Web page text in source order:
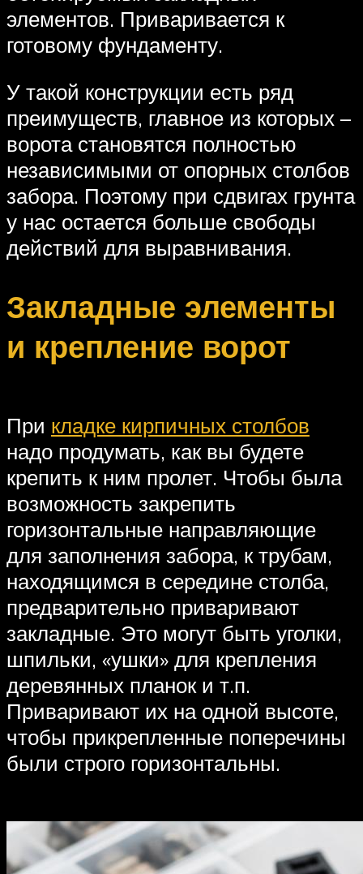
элементов. Приваривается к
готовому фундаменту.
У такой конструкции есть ряд
преимуществ, главное из которых –
ворота становятся полностью
независимыми от опорных столбов
забора. Поэтому при сдвигах грунта
у нас остается больше свободы
действий для выравнивания.
Закладные элементы
и крепление ворот
При кладке кирпичных столбов
надо продумать, как вы будете
крепить к ним пролет. Чтобы была
возможность закрепить
горизонтальные направляющие
для заполнения забора, к трубам,
находящимся в середине столба,
предварительно приваривают
закладные. Это могут быть уголки,
шпильки, «ушки» для крепления
деревянных планок и т.п.
Приваривают их на одной высоте,
чтобы прикрепленные поперечины
были строго горизонтальны.